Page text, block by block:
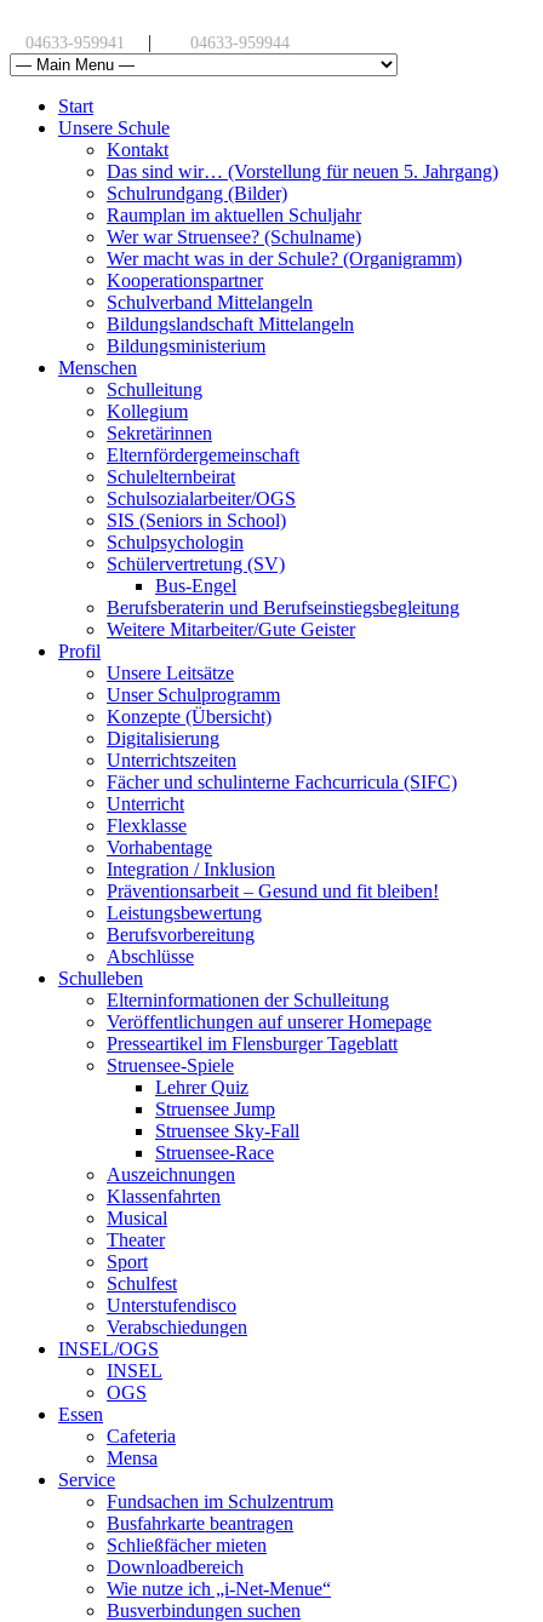
04633-959941 | 04633-959944
Start
Unsere Schule
Kontakt
Das sind wir… (Vorstellung für neuen 5. Jahrgang)
Schulrundgang (Bilder)
Raumplan im aktuellen Schuljahr
Wer war Struensee? (Schulname)
Wer macht was in der Schule? (Organigramm)
Kooperationspartner
Schulverband Mittelangeln
Bildungslandschaft Mittelangeln
Bildungsministerium
Menschen
Schulleitung
Kollegium
Sekretärinnen
Elternfördergemeinschaft
Schulelternbeirat
Schulsozialarbeiter/OGS
SIS (Seniors in School)
Schulpsychologin
Schülervertretung (SV)
Bus-Engel
Berufsberaterin und Berufseinstiegsbegleitung
Weitere Mitarbeiter/Gute Geister
Profil
Unsere Leitsätze
Unser Schulprogramm
Konzepte (Übersicht)
Digitalisierung
Unterrichtszeiten
Fächer und schulinterne Fachcurricula (SIFC)
Unterricht
Flexklasse
Vorhabentage
Integration / Inklusion
Präventionsarbeit – Gesund und fit bleiben!
Leistungsbewertung
Berufsvorbereitung
Abschlüsse
Schulleben
Elterninformationen der Schulleitung
Veröffentlichungen auf unserer Homepage
Presseartikel im Flensburger Tageblatt
Struensee-Spiele
Lehrer Quiz
Struensee Jump
Struensee Sky-Fall
Struensee-Race
Auszeichnungen
Klassenfahrten
Musical
Theater
Sport
Schulfest
Unterstufendisco
Verabschiedungen
INSEL/OGS
INSEL
OGS
Essen
Cafeteria
Mensa
Service
Fundsachen im Schulzentrum
Busfahrkarte beantragen
Schließfächer mieten
Downloadbereich
Wie nutze ich „i-Net-Menue“
Busverbindungen suchen